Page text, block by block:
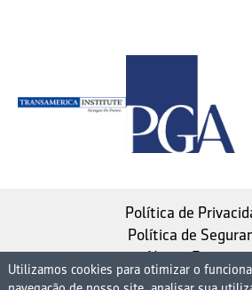
Política de
Política de
Nosso Estatuto
Utilizamos cookies para otimizar o